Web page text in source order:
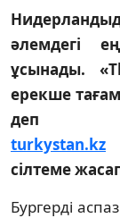
әлемдегі
ұсынады.
ерекше
деп
turkystan.kz
сілтеме
Бургерді